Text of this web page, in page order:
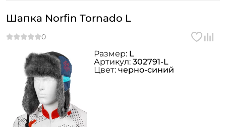
Шапка Norfin Tornado L
Размер: L
Артикул: 302791-L
Цвет: черно-синий